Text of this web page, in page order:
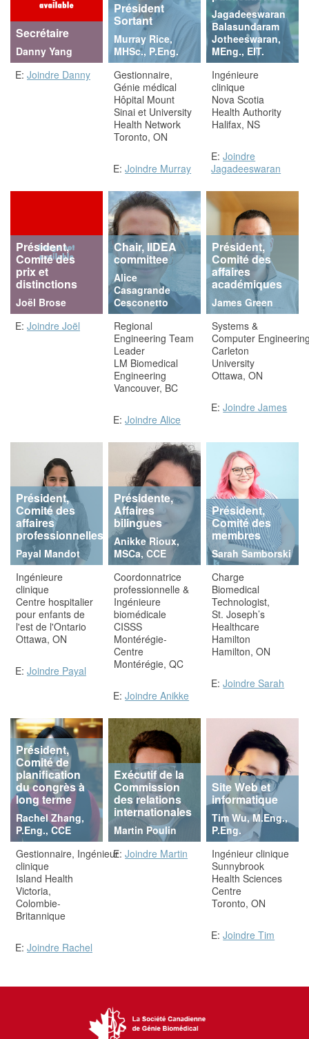
Secrétaire
Danny Yang
E: Joindre Danny
Président
Sortant
Murray Rice,
MHSc., P.Eng.
Gestionnaire,
Génie médical
Hôpital Mount
Sinai et University
Health Network
Toronto, ON
E:Joindre Murray
Jagadeeswaran
Balasundaram
Jotheeswaran,
MEng., EIT.
Ingénieure
clinique
Nova Scotia
Health Authority
Halifax, NS
E:Joindre
Jagadeeswaran
Président,
Comité des
prix et
distinctions
Joël Brose
E: Joindre Joël
Chair, IIDEA
committee
Alice
Casagrande
Cesconetto
Regional
Engineering Team
Leader
LM Biomedical
Engineering
Vancouver, BC
E:Joindre Alice
Président,
Comité des
affaires
académiques
James Green
Systems &
Computer
Carleton
University
Ottawa, ON
E:Joindre James
Président,
Comité des
affaires
professionnelles
Payal Mandot
Ingénieure
clinique
Centre hospitalier
pour enfants de
l'est de l'Ontario
Ottawa, ON
E: Joindre Payal
Présidente,
Affaires
bilingues
Anikke Rioux,
MSCa, CCE
Coordonnatrice
professionnelle &
Ingénieure
biomédicale
CISSS
Montérégie-
Centre
Montérégie, QC
E:Joindre Anikke
Président,
Comité des
membres
Sarah Samborski
Charge
Biomedical
Technologist,
St. Joseph’s
Healthcare
Hamilton
Hamilton, ON
E:Joindre Sarah
Président,
Comité de
planification
du congrès à
long terme
Rachel Zhang,
P.Eng., CCE
Gestionnaire, Ingénieur
clinique
Island Health
Victoria,
Colombie-
Britannique
E: Joindre Rachel
Exécutif de la
Commission
des relations
internationales
Martin Poulin
E:Joindre Martin
Site Web et
informatique
Tim Wu, M.Eng.,
P.Eng.
Ingénieur clinique
Sunnybrook
Health Sciences
Centre
Toronto, ON
E:Joindre Tim